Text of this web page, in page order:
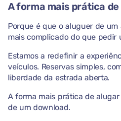
A forma mais prática
Porque é que o aluguer de
mais complicado do que pedir
Estamos a redefinir a
veículos. Reservas simples,
liberdade da estrada aberta.
A forma mais prática de
de um download.